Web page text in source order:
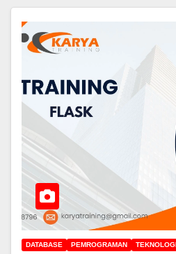
DATABASE PEMROGRAMAN TEKNOLOGI